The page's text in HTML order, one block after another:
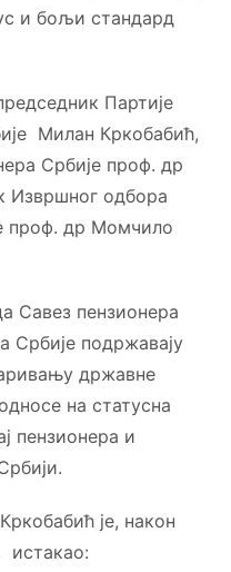
и бољи стандард
Партије
Милан Кркобабић,
Србије проф. др
Извршног одбора
проф. др Момчило
Савез пензионера
Србије подржавају
државне
на статусна
пензионера и
је, након
истакао: